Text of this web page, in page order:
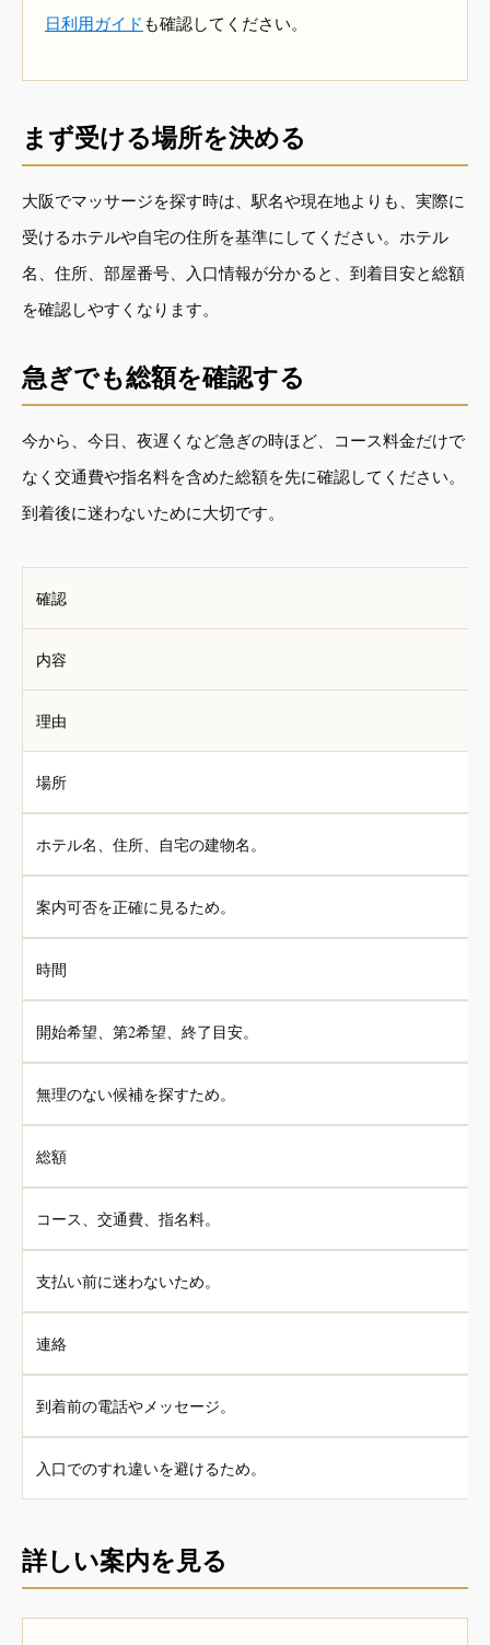
日利用ガイド も確認してください。
まず受ける場所を決める
大阪でマッサージを探す時は、駅名や現在地よりも、実際に
受けるホテルや自宅の住所を基準にしてください。ホテル
名、住所、部屋番号、入口情報が分かると、到着目安と総額
を確認しやすくなります。
急ぎでも総額を確認する
今から、今日、夜遅くなど急ぎの時ほど、コース料金だけで
なく交通費や指名料を含めた総額を先に確認してください。
到着後に迷わないために大切です。
確認
内容
理由
場所
ホテル名、住所、自宅の建物名。
案内可否を正確に見るため。
時間
開始希望、第2希望、終了目安。
無理のない候補を探すため。
総額
コース、交通費、指名料。
支払い前に迷わないため。
連絡
到着前の電話やメッセージ。
入口でのすれ違いを避けるため。
詳しい案内を見る